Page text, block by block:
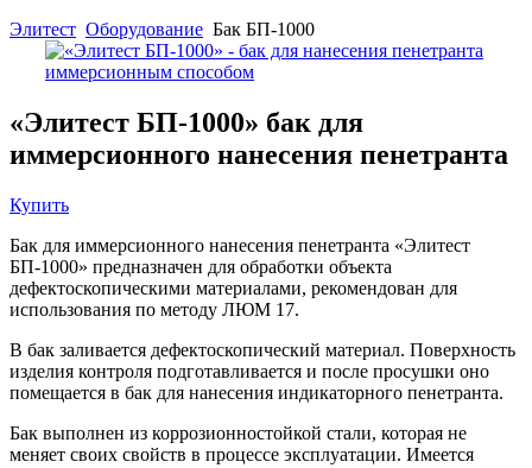
Элитест Оборудование Бак БП-1000
«Элитест БП-1000» бак для
иммерсионного нанесения пенетранта
Купить
Бак для иммерсионного нанесения пенетранта «Элитест
БП-1000» предназначен для обработки объекта
дефектоскопическими материалами, рекомендован для
использования по методу ЛЮМ 17.
В бак заливается дефектоскопический материал. Поверхность
изделия контроля подготавливается и после просушки оно
помещается в бак для нанесения индикаторного пенетранта.
Бак выполнен из коррозионностойкой стали, которая не
меняет своих свойств в процессе эксплуатации. Имеется